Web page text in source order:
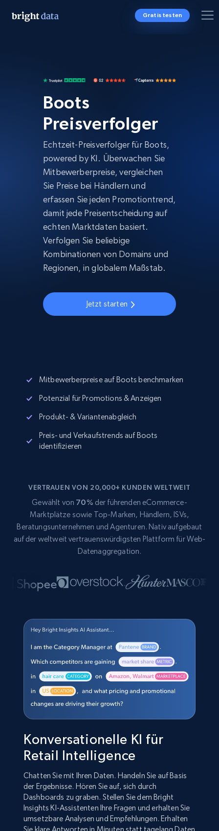
Gratis testen
Boots
Preisverfolger
Echtzeit-Preisverfolger für Boots,
powered by KI. Überwachen Sie
Mitbewerberpreise, vergleichen
Sie Preise bei Händlern und
erfassen Sie jeden Promotiontrend,
damit jede Preisentscheidung auf
echten Marktdaten basiert.
Verfolgen Sie beliebige
Kombinationen von Domains und
Regionen, in globalem Maßstab.
Jetzt starten
Mitbewerberpreise auf Boots benchmarken
Potenzial für Promotions & Anzeigen
Produkt- & Variantenabgleich
Preis- und Verkaufstrends auf Boots
identifizieren
VERTRAUEN VON 20,000+ KUNDEN WELTWEIT
Gewählt von 70% der führenden eCommerce-
Marktplätze sowie Top-Marken, Händlern, ISVs,
Beratungsunternehmen und Agenturen. Nativ aufgebaut
auf der weltweit vertrauenswürdigsten Plattform für Web-
Datenaggregation.
Konversationelle KI für
Retail Intelligence
Chatten Sie mit Ihren Daten. Handeln Sie auf Basis
der Ergebnisse. Hören Sie auf, sich durch
Dashboards zu graben. Stellen Sie dem Bright
Insights KI-Assistenten Ihre Fragen und erhalten Sie
umsetzbare Analysen und Empfehlungen. Erhalten